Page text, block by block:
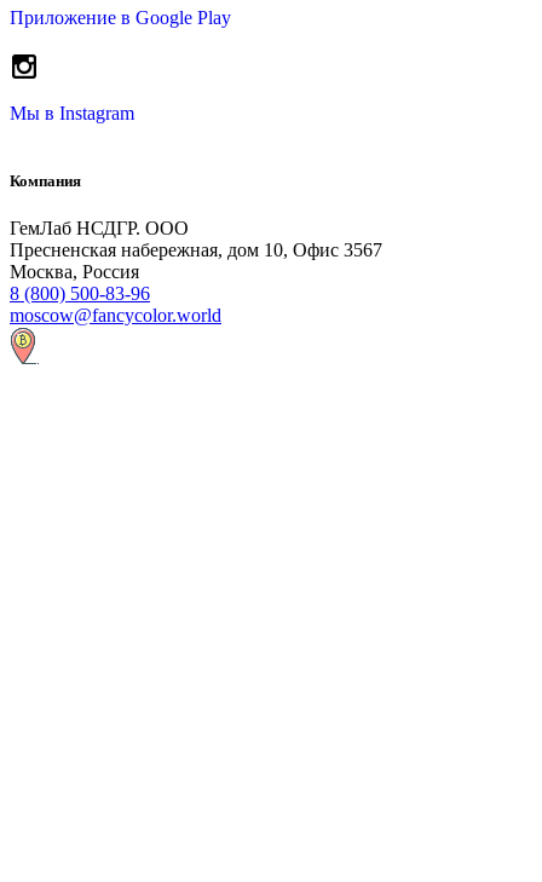
Приложение в Google Play
Мы в Instagram
Компания
ГемЛаб НСДГР. ООО
Пресненская набережная, дом 10, Офис 3567
Москва, Россия
8 (800) 500-83-96
moscow@fancycolor.world